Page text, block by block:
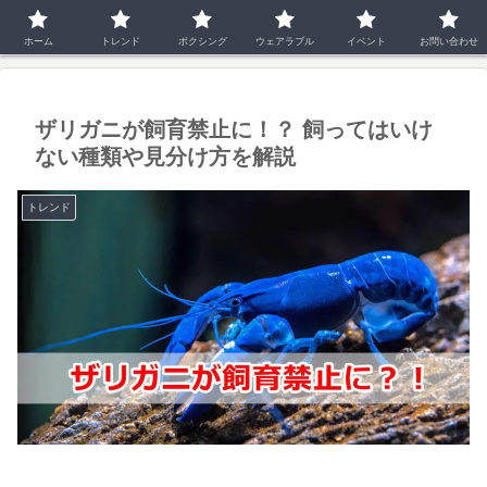
トレンド
ザリガニが飼育禁止に！？ 飼ってはいけ
ない種類や見分け方を解説
トレンド
ホーム トレンド ボクシング ウェアラブル イベント お問い合わせ